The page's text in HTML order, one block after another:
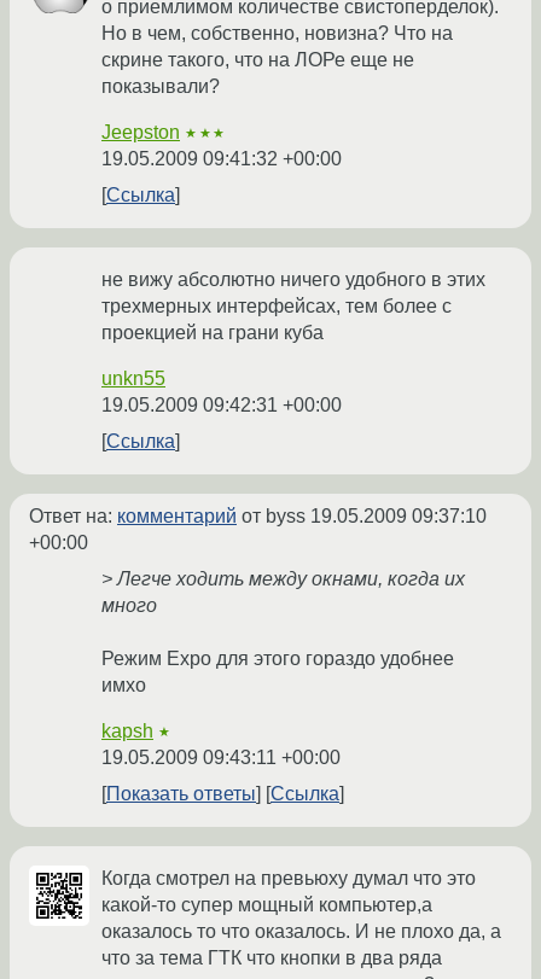
о приемлимом количестве свистоперделок).
Но в чем, собственно, новизна? Что на
скрине такого, что на ЛОРе еще не
показывали?
Jeepston ★★★
19.05.2009 09:41:32 +00:00
Ссылка
не вижу абсолютно ничего удобного в этих
трехмерных интерфейсах, тем более с
проекцией на грани куба
unkn55
19.05.2009 09:42:31 +00:00
Ссылка
Ответ на: комментарий от byss 19.05.2009 09:37:10
+00:00
> Легче ходить между окнами, когда их
много
Режим Expo для этого гораздо удобнее
имхо
kapsh ★
19.05.2009 09:43:11 +00:00
Показать ответы
Ссылка
Когда смотрел на превьюху думал что это
какой-то супер мощный компьютер,а
оказалось то что оказалось. И не плохо да, а
что за тема ГТК что кнопки в два ряда